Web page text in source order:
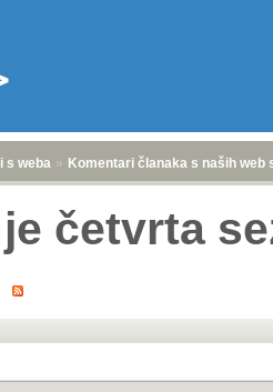
s weba » Komentari članaka s naših web
četvrta